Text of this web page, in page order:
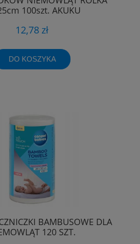
100szt. AKUKU
12,78 zł
DO KOSZYKA
BAMBUSOWE DLA
120 SZT.